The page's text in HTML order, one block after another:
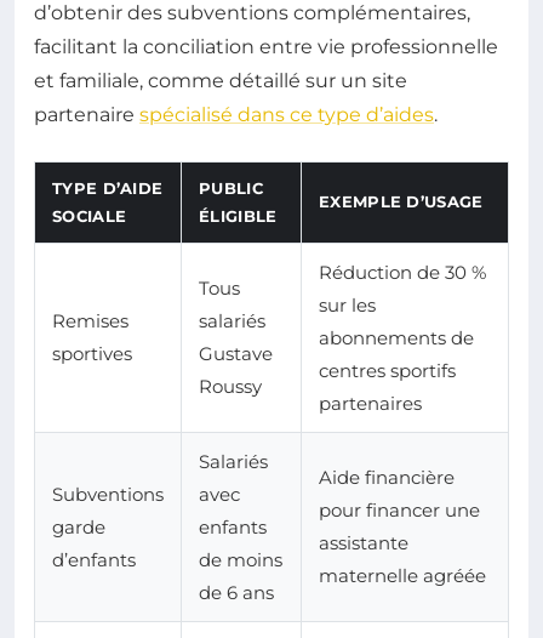
d’obtenir des subventions complémentaires,
facilitant la conciliation entre vie professionnelle
et familiale, comme détaillé sur un site
partenaire spécialisé dans ce type d’aides.
TYPE D’AIDE
SOCIALE
PUBLIC
ÉLIGIBLE
EXEMPLE D’USAGE
Remises
sportives
Tous
salariés
Gustave
Roussy
Réduction de 30 %
sur les
abonnements de
centres sportifs
partenaires
Subventions
garde
d’enfants
Salariés
avec
enfants
de moins
de 6 ans
Aide financière
pour financer une
assistante
maternelle agréée